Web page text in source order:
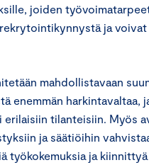
joiden
ja voivat
mahdollistavaan
enemmän harkintavaltaa,
tilanteisiin. Myös
ja säätiöihin
työkokemuksia ja